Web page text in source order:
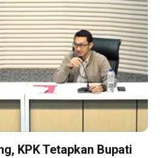
KPK Tetapkan Bupati